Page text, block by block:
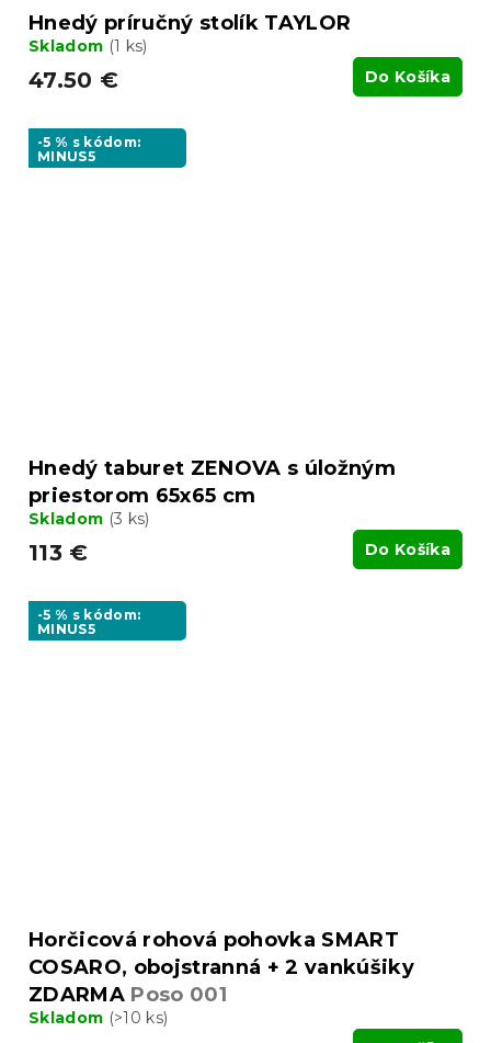
Hnedý príručný stolík TAYLOR
Skladom (1 ks)
47.50 € Do Košíka
-5 % s kódom:
MINUS5
Hnedý taburet ZENOVA s úložným
priestorom 65x65 cm
Skladom (3 ks)
113 € Do Košíka
-5 % s kódom:
MINUS5
Horčicová rohová pohovka SMART
COSARO, obojstranná + 2 vankúšiky
ZDARMA Poso 001
Skladom (>10 ks)